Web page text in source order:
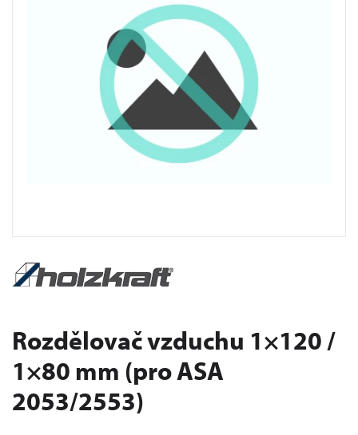
Rozdělovač vzduchu 1×120 /
1×80 mm (pro ASA
2053/2553)